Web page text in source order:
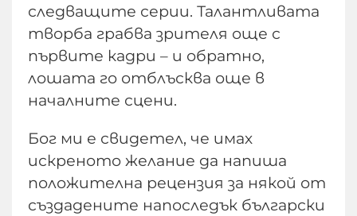
следващите серии. Талантливата
творба грабва зрителя още с
първите кадри – и обратно,
лошата го отблъсква още в
началните сцени.
Бог ми е свидетел, че имах
искреното желание да напиша
положителна рецензия за някой от
създадените напоследък български